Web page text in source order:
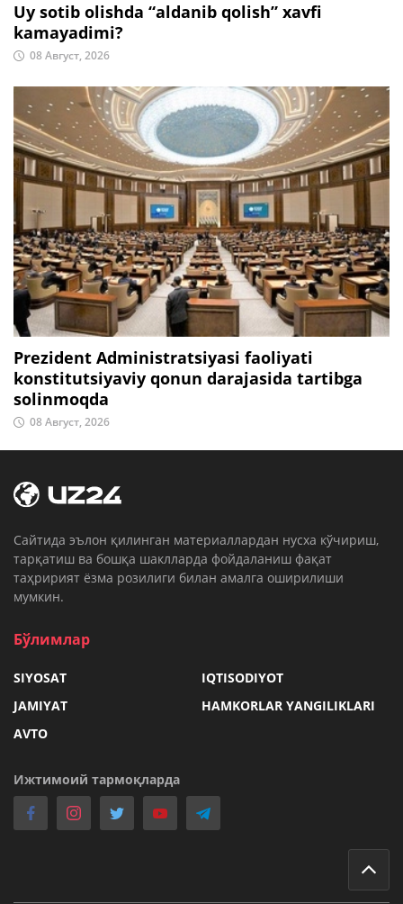
Uy sotib olishda “aldanib qolish” xavfi
kamayadimi?
08 Август, 2026
Prezident Administratsiyasi faoliyati
konstitutsiyaviy qonun darajasida tartibga
solinmoqda
08 Август, 2026
Cайтида эълон қилинган материаллардан нусха кўчириш,
тарқатиш ва бошқа шаклларда фойдаланиш фақат
таҳририят ёзма розилиги билан амалга оширилиши
мумкин.
Бўлимлар
SIYOSAT
IQTISODIYOT
JAMIYAT
HAMKORLAR YANGILIKLARI
AVTO
Ижтимоий тармоқларда